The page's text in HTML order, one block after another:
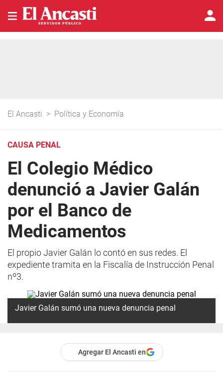
El Ancasti > Política y Economía
CAUSA PENAL
El Colegio Médico
denunció a Javier Galán
por el Banco de
Medicamentos
El propio Javier Galán lo contó en sus redes. El
expediente tramita en la Fiscalía de Instrucción Penal
nº3.
Javier Galán sumó una nueva denuncia penal
Agregar El Ancasti en